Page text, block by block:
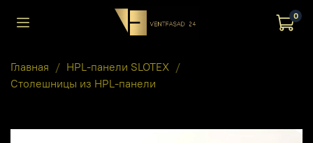
0
Главная
HPL-панели SLOTEX
Столешницы из HPL-панели